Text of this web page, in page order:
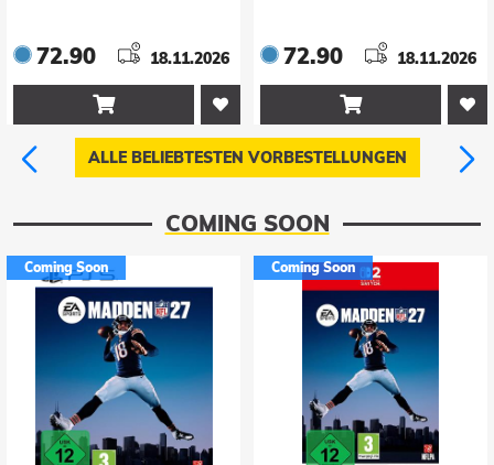
72.90 18.11.2026

72.90 24.09.2026

ALLE BELIEBTESTEN VORBESTELLUNGEN
COMING SOON
Coming Soon Coming Soon